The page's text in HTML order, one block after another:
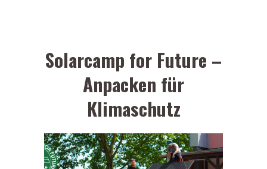
Solarcamp for Future –
Anpacken für
Klimaschutz